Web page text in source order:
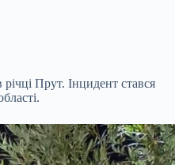
Прут. Інцидент стався